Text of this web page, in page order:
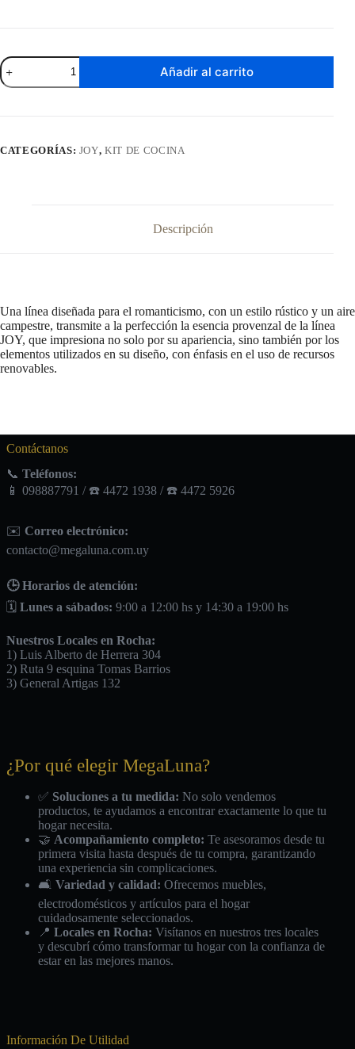
Cristalero
Bodega
Joy
Añadir al carrito
CATEGORÍAS: JOY,KIT DE COCINA
Descripción
Una línea diseñada para el romanticismo, con un estilo rústico y un aire
campestre, transmite a la perfección la esencia provenzal de la línea
JOY, que impresiona no solo por su apariencia, sino también por los
elementos utilizados en su diseño, con énfasis en el uso de recursos
renovables.
Contáctanos
📞 Teléfonos:
📱 098887791 / ☎️ 4472 1938 / ☎️ 4472 5926
✉️ Correo electrónico:
contacto@megaluna.com.uy
🕒 Horarios de atención:
🗓️ Lunes a sábados: 9:00 a 12:00 hs y 14:30 a 19:00 hs
Nuestros Locales en Rocha:
1) Luis Alberto de Herrera 304
2) Ruta 9 esquina Tomas Barrios
3) General Artigas 132
¿Por qué elegir MegaLuna?
✅ Soluciones a tu medida: No solo vendemos
productos, te ayudamos a encontrar exactamente lo que tu
hogar necesita.
🤝 Acompañamiento completo: Te asesoramos desde tu
primera visita hasta después de tu compra, garantizando
una experiencia sin complicaciones.
🛋️ Variedad y calidad: Ofrecemos muebles,
electrodomésticos y artículos para el hogar
cuidadosamente seleccionados.
📍 Locales en Rocha: Visítanos en nuestros tres locales
y descubrí cómo transformar tu hogar con la confianza de
estar en las mejores manos.
Información De Utilidad